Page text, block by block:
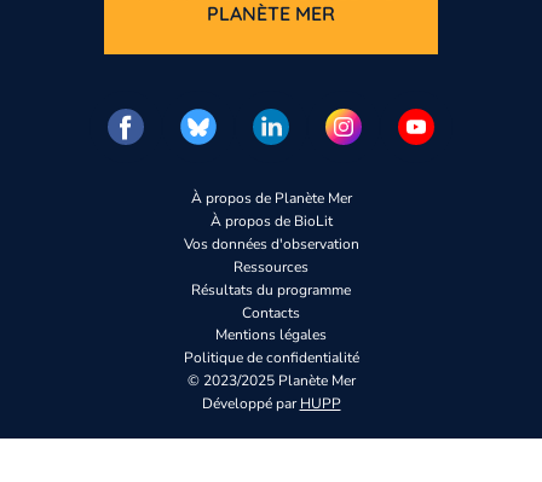
À propos de Planète Mer
À propos de BioLit
Vos données d'observation
Ressources
Résultats du programme
Contacts
Mentions légales
Politique de confidentialité
© 2023/2025 Planète Mer
Développé parHUPP
PLANÈTE MER